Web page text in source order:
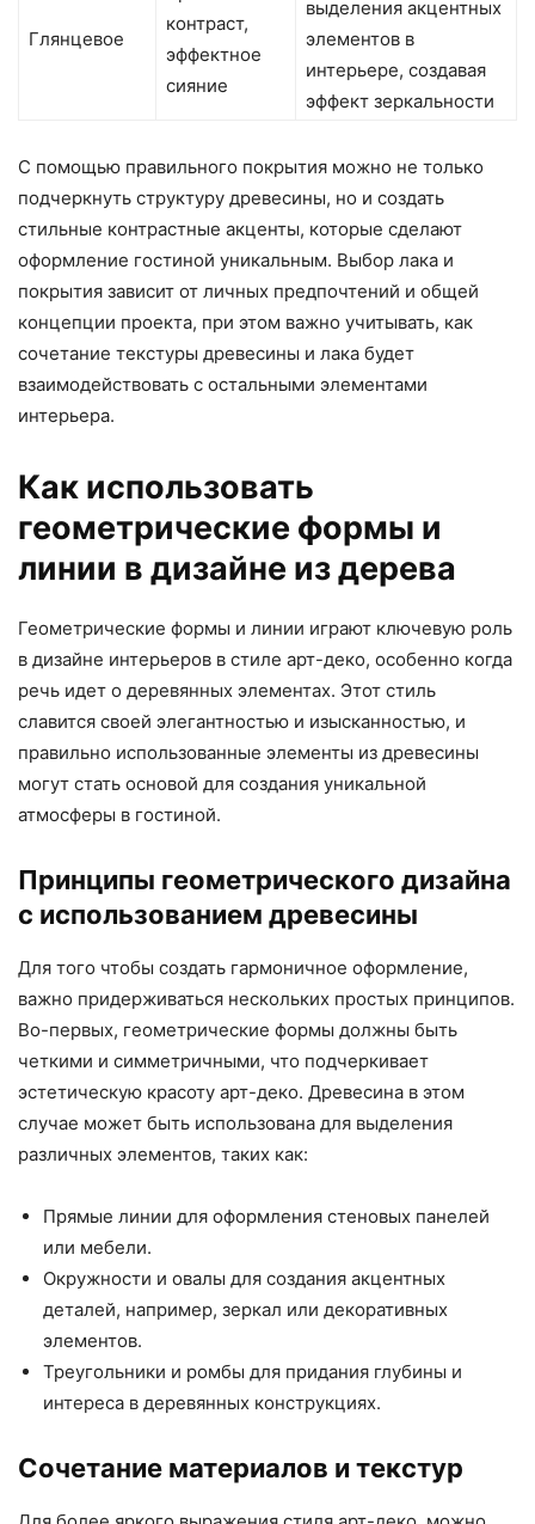
Глянцевое
контраст,
эффектное
сияние
выделения акцентных
элементов в
интерьере, создавая
эффект зеркальности
С помощью правильного покрытия можно не только
подчеркнуть структуру древесины, но и создать
стильные контрастные акценты, которые сделают
оформление гостиной уникальным. Выбор лака и
покрытия зависит от личных предпочтений и общей
концепции проекта, при этом важно учитывать, как
сочетание текстуры древесины и лака будет
взаимодействовать с остальными элементами
интерьера.
Как использовать
геометрические формы и
линии в дизайне из дерева
Геометрические формы и линии играют ключевую роль
в дизайне интерьеров в стиле арт-деко, особенно когда
речь идет о деревянных элементах. Этот стиль
славится своей элегантностью и изысканностью, и
правильно использованные элементы из древесины
могут стать основой для создания уникальной
атмосферы в гостиной.
Принципы геометрического дизайна
с использованием древесины
Для того чтобы создать гармоничное оформление,
важно придерживаться нескольких простых принципов.
Во-первых, геометрические формы должны быть
четкими и симметричными, что подчеркивает
эстетическую красоту арт-деко. Древесина в этом
случае может быть использована для выделения
различных элементов, таких как:
Прямые линии для оформления стеновых панелей
или мебели.
Окружности и овалы для создания акцентных
деталей, например, зеркал или декоративных
элементов.
Треугольники и ромбы для придания глубины и
интереса в деревянных конструкциях.
Сочетание материалов и текстур